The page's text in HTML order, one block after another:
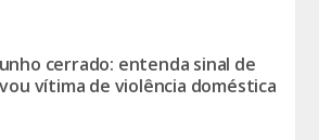
cerrado: entenda sinal de
vítima de violência doméstica